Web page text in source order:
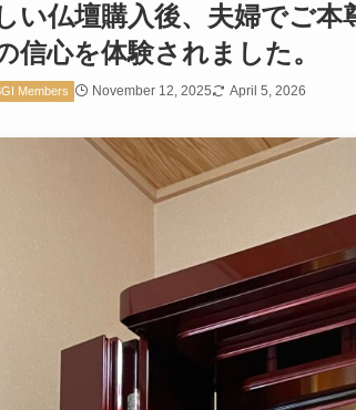
い仏壇購入後、夫婦でご
信心を体験されました。
Members November 12, 2025 April 5, 2026